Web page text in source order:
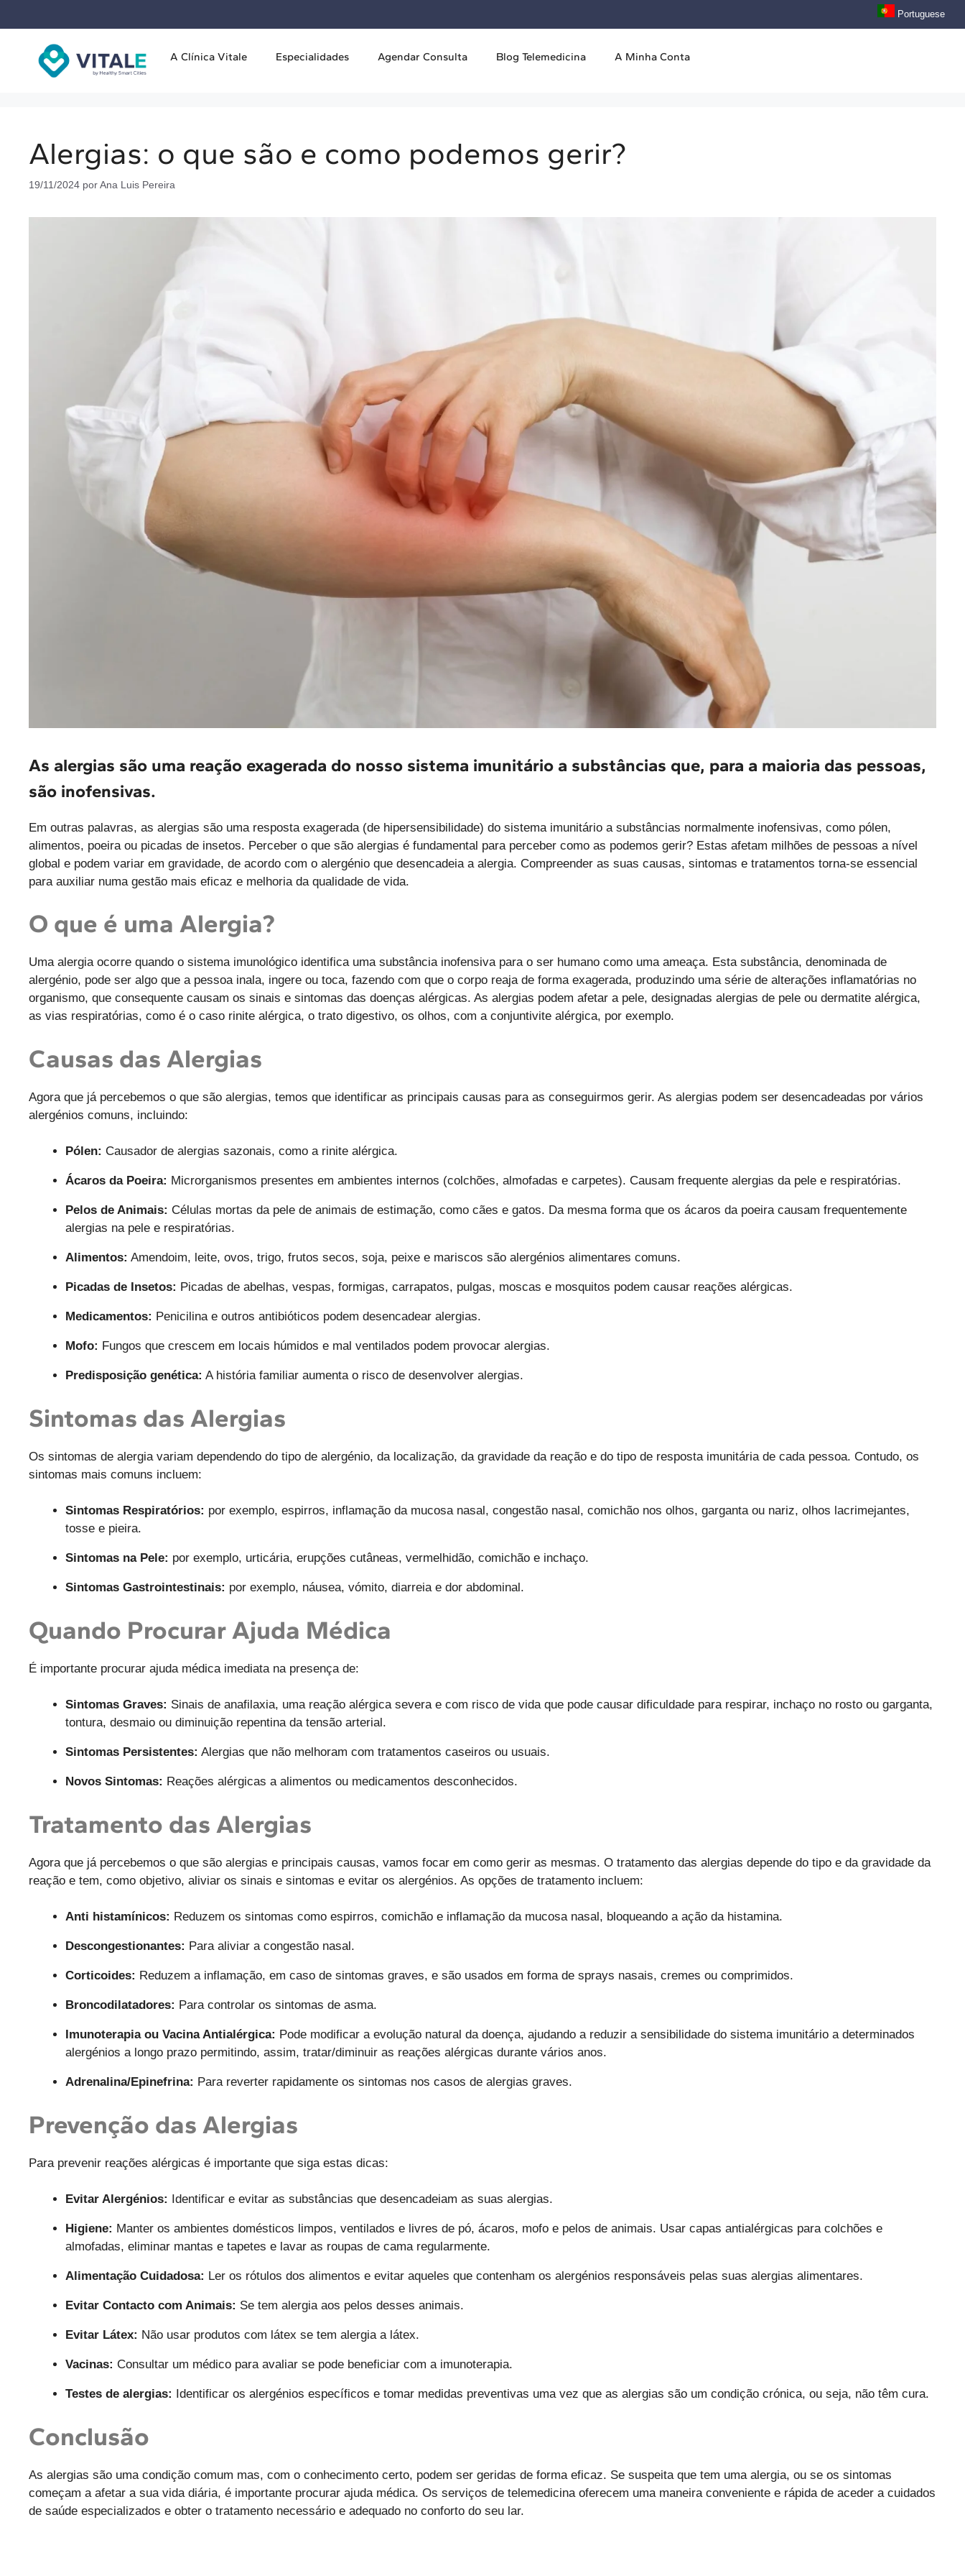
Portuguese
A Clínica Vitale Especialidades Agendar Consulta Blog Telemedicina A Minha Conta
Alergias: o que são e como podemos gerir?
19/11/2024 porAna Luis Pereira
As alergias são uma reação exagerada do nosso sistema imunitário a substâncias que, para a maioria das pessoas,
são inofensivas.
Em outras palavras, as alergias são uma resposta exagerada (de hipersensibilidade) do sistema imunitário a substâncias normalmente inofensivas, como pólen,
alimentos, poeira ou picadas de insetos. Perceber o que são alergias é fundamental para perceber como as podemos gerir? Estas afetam milhões de pessoas a nível
global e podem variar em gravidade, de acordo com o alergénio que desencadeia a alergia. Compreender as suas causas, sintomas e tratamentos torna-se essencial
para auxiliar numa gestão mais eficaz e melhoria da qualidade de vida.
O que é uma Alergia?
Uma alergia ocorre quando o sistema imunológico identifica uma substância inofensiva para o ser humano como uma ameaça. Esta substância, denominada de
alergénio, pode ser algo que a pessoa inala, ingere ou toca, fazendo com que o corpo reaja de forma exagerada, produzindo uma série de alterações inflamatórias no
organismo, que consequente causam os sinais e sintomas das doenças alérgicas. As alergias podem afetar a pele, designadas alergias de pele ou dermatite alérgica,
as vias respiratórias, como é o caso rinite alérgica, o trato digestivo, os olhos, com a conjuntivite alérgica, por exemplo.
Causas das Alergias
Agora que já percebemos o que são alergias, temos que identificar as principais causas para as conseguirmos gerir. As alergias podem ser desencadeadas por vários
alergénios comuns, incluindo:
Pólen: Causador de alergias sazonais, como a rinite alérgica.
Ácaros da Poeira: Microrganismos presentes em ambientes internos (colchões, almofadas e carpetes). Causam frequente alergias da pele e respiratórias.
Pelos de Animais: Células mortas da pele de animais de estimação, como cães e gatos. Da mesma forma que os ácaros da poeira causam frequentemente
alergias na pele e respiratórias.
Alimentos: Amendoim, leite, ovos, trigo, frutos secos, soja, peixe e mariscos são alergénios alimentares comuns.
Picadas de Insetos: Picadas de abelhas, vespas, formigas, carrapatos, pulgas, moscas e mosquitos podem causar reações alérgicas.
Medicamentos: Penicilina e outros antibióticos podem desencadear alergias.
Mofo: Fungos que crescem em locais húmidos e mal ventilados podem provocar alergias.
Predisposição genética: A história familiar aumenta o risco de desenvolver alergias.
Sintomas das Alergias
Os sintomas de alergia variam dependendo do tipo de alergénio, da localização, da gravidade da reação e do tipo de resposta imunitária de cada pessoa. Contudo, os
sintomas mais comuns incluem:
Sintomas Respiratórios: por exemplo, espirros, inflamação da mucosa nasal, congestão nasal, comichão nos olhos, garganta ou nariz, olhos lacrimejantes,
tosse e pieira.
Sintomas na Pele: por exemplo, urticária, erupções cutâneas, vermelhidão, comichão e inchaço.
Sintomas Gastrointestinais: por exemplo, náusea, vómito, diarreia e dor abdominal.
Quando Procurar Ajuda Médica
É importante procurar ajuda médica imediata na presença de:
Sintomas Graves: Sinais de anafilaxia, uma reação alérgica severa e com risco de vida que pode causar dificuldade para respirar, inchaço no rosto ou garganta,
tontura, desmaio ou diminuição repentina da tensão arterial.
Sintomas Persistentes: Alergias que não melhoram com tratamentos caseiros ou usuais.
Novos Sintomas: Reações alérgicas a alimentos ou medicamentos desconhecidos.
Tratamento das Alergias
Agora que já percebemos o que são alergias e principais causas, vamos focar em como gerir as mesmas. O tratamento das alergias depende do tipo e da gravidade da
reação e tem, como objetivo, aliviar os sinais e sintomas e evitar os alergénios. As opções de tratamento incluem:
Anti histamínicos: Reduzem os sintomas como espirros, comichão e inflamação da mucosa nasal, bloqueando a ação da histamina.
Descongestionantes: Para aliviar a congestão nasal.
Corticoides: Reduzem a inflamação, em caso de sintomas graves, e são usados em forma de sprays nasais, cremes ou comprimidos.
Broncodilatadores: Para controlar os sintomas de asma.
Imunoterapia ou Vacina Antialérgica: Pode modificar a evolução natural da doença, ajudando a reduzir a sensibilidade do sistema imunitário a determinados
alergénios a longo prazo permitindo, assim, tratar/diminuir as reações alérgicas durante vários anos.
Adrenalina/Epinefrina: Para reverter rapidamente os sintomas nos casos de alergias graves.
Prevenção das Alergias
Para prevenir reações alérgicas é importante que siga estas dicas:
Evitar Alergénios: Identificar e evitar as substâncias que desencadeiam as suas alergias.
Higiene: Manter os ambientes domésticos limpos, ventilados e livres de pó, ácaros, mofo e pelos de animais. Usar capas antialérgicas para colchões e
almofadas, eliminar mantas e tapetes e lavar as roupas de cama regularmente.
Alimentação Cuidadosa: Ler os rótulos dos alimentos e evitar aqueles que contenham os alergénios responsáveis pelas suas alergias alimentares.
Evitar Contacto com Animais: Se tem alergia aos pelos desses animais.
Evitar Látex: Não usar produtos com látex se tem alergia a látex.
Vacinas: Consultar um médico para avaliar se pode beneficiar com a imunoterapia.
Testes de alergias: Identificar os alergénios específicos e tomar medidas preventivas uma vez que as alergias são um condição crónica, ou seja, não têm cura.
Conclusão
As alergias são uma condição comum mas, com o conhecimento certo, podem ser geridas de forma eficaz. Se suspeita que tem uma alergia, ou se os sintomas
começam a afetar a sua vida diária, é importante procurar ajuda médica. Os serviços de telemedicina oferecem uma maneira conveniente e rápida de aceder a cuidados
de saúde especializados e obter o tratamento necessário e adequado no conforto do seu lar.